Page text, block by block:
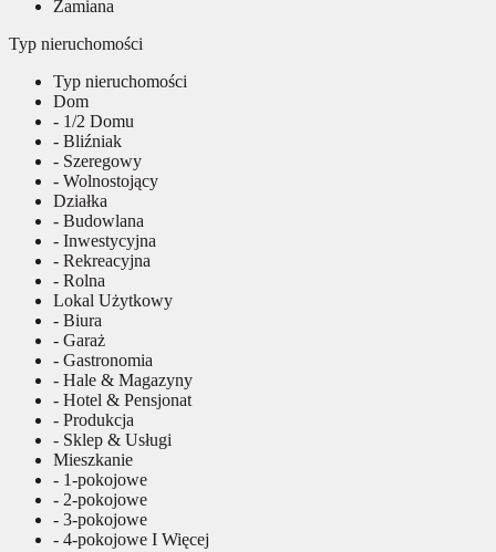
Zamiana
Typ nieruchomości
Typ nieruchomości
Dom
- 1/2 Domu
- Bliźniak
- Szeregowy
- Wolnostojący
Działka
- Budowlana
- Inwestycyjna
- Rekreacyjna
- Rolna
Lokal Użytkowy
- Biura
- Garaż
- Gastronomia
- Hale & Magazyny
- Hotel & Pensjonat
- Produkcja
- Sklep & Usługi
Mieszkanie
- 1-pokojowe
- 2-pokojowe
- 3-pokojowe
- 4-pokojowe I Więcej